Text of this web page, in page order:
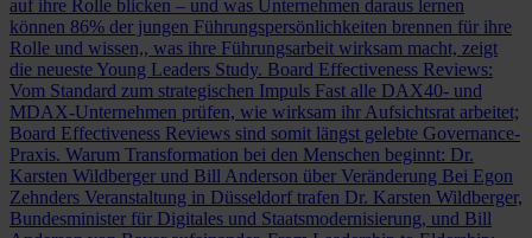
auf ihre Rolle blicken – und was Unternehmen daraus lernen
können 86% der jungen Führungspersönlichkeiten brennen für ihre
Rolle und wissen,, was ihre Führungsarbeit wirksam macht, zeigt
die neueste Young Leaders Study. Board Effectiveness Reviews:
Vom Standard zum strategischen Impuls Fast alle DAX40- und
MDAX-Unternehmen prüfen, wie wirksam ihr Aufsichtsrat arbeitet;
Board Effectiveness Reviews sind somit längst gelebte Governance-
Praxis. Warum Transformation bei den Menschen beginnt: Dr.
Karsten Wildberger und Bill Anderson über Veränderung Bei Egon
Zehnders Veranstaltung in Düsseldorf trafen Dr. Karsten Wildberger,
Bundesminister für Digitales und Staatsmodernisierung, und Bill